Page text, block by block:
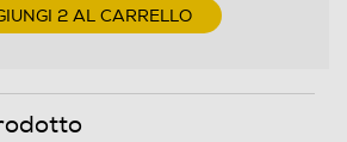
via USB Type-C in W
via USB Type-C in W
2 AL CARRELLO